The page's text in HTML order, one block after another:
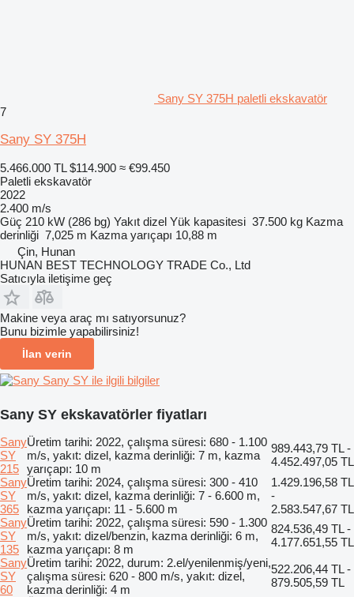
Sany SY 375H paletli ekskavatör
7
Sany SY 375H
5.466.000 TL $114.900 ≈ €99.450
Paletli ekskavatör
2022
2.400 m/s
Güç 210 kW (286 bg) Yakıt dizel Yük kapasitesi 37.500 kg Kazma
derinliği 7,025 m Kazma yarıçapı 10,88 m
Çin, Hunan
HUNAN BEST TECHNOLOGY TRADE Co., Ltd
Satıcıyla iletişime geç
Makine veya araç mı satıyorsunuz?
Bunu bizimle yapabilirsiniz!
İlan verin
Sany SY ile ilgili bilgiler
Sany SY ekskavatörler fiyatları
Sany
SY
215
Üretim tarihi: 2022, çalışma süresi: 680 - 1.100
m/s, yakıt: dizel, kazma derinliği: 7 m, kazma
yarıçapı: 10 m
989.443,79 TL -
4.452.497,05 TL
Sany
SY
365
Üretim tarihi: 2024, çalışma süresi: 300 - 410
m/s, yakıt: dizel, kazma derinliği: 7 - 6.600 m,
kazma yarıçapı: 11 - 5.600 m
1.429.196,58 TL
-
2.583.547,67 TL
Sany
SY
135
Üretim tarihi: 2022, çalışma süresi: 590 - 1.300
m/s, yakıt: dizel/benzin, kazma derinliği: 6 m,
kazma yarıçapı: 8 m
824.536,49 TL -
4.177.651,55 TL
Sany
SY
60
Üretim tarihi: 2022, durum: 2.el/yenilenmiş/yeni,
çalışma süresi: 620 - 800 m/s, yakıt: dizel,
kazma derinliği: 4 m
522.206,44 TL -
879.505,59 TL